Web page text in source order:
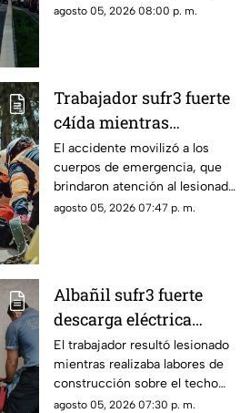
vialidades de Querétaro.
agosto 05, 2026 08:00 p. m.
Trabajador sufr3 fuerte
c4ída mientras
trabajaba en Guadalupe
La Venta
El accidente movilizó a los
cuerpos de emergencia, que
brindaron atención al lesionado
antes de trasladarlo a un
agosto 05, 2026 07:47 p. m.
Albañil sufr3 fuerte
descarga eléctrica
mientras trabajaba en
una azotea de San José
Buenavista
El trabajador resultó lesionado
mientras realizaba labores de
construcción sobre el techo
de una vivienda y tuvo que
agosto 05, 2026 07:30 p. m.